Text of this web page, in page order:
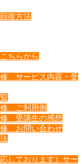
復方法
ちらから
修 サービス内容・受
修 ご利用例
修 受講生の感想
修 お問い合わせ
しております）サー